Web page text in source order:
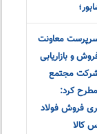
معاونت
و بازاریابی
مجتمع
کرد:
فروش فولاد
کالا